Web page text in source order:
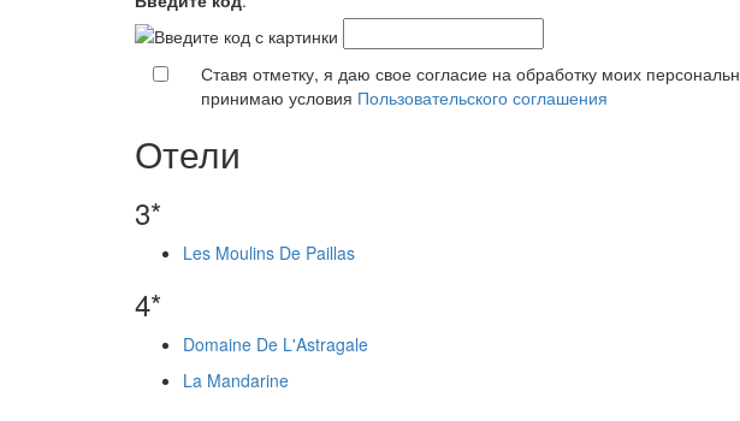
Ставя отметку, я даю свое согласие на обработку моих
принимаю условия Пользовательского соглашения
Отели
3*
Les Moulins De Paillas
4*
Domaine De L'Astragale
La Mandarine